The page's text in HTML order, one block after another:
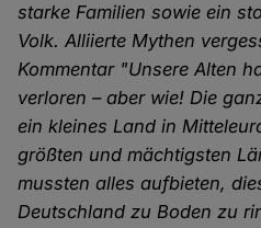
starke Familien sowie ein
Volk. Alliierte Mythen
Kommentar "Unsere Alten
verloren – aber wie! Die
ein kleines Land in
größten und mächtigsten
mussten alles aufbieten,
Deutschland zu Boden zu